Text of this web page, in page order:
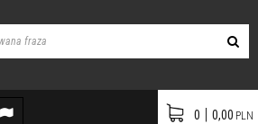
L
0 | 0,00 PLN